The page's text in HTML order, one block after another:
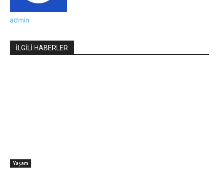
admin
İLGİLİ HABERLER
Yaşam